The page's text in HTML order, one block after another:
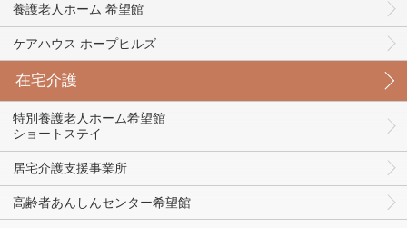
養護老人ホーム 希望館
ケアハウス ホープヒルズ
在宅介護
特別養護老人ホーム希望館
ショートステイ
居宅介護支援事業所
高齢者あんしんセンター希望館